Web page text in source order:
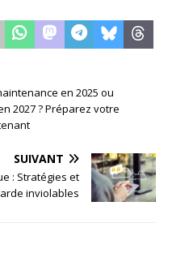
en 2025 ou
2027 ? Préparez votre
SUIVANT
: Stratégies et
inviolables